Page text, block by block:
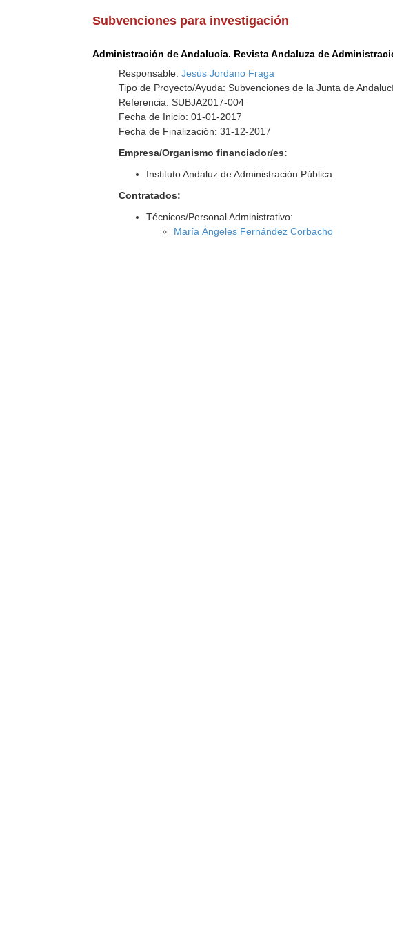
Subvenciones para investigación
Administración de Andalucía. Revista Andaluza de
Responsable:Jesús Jordano Fraga
Tipo de Proyecto/Ayuda: Subvenciones de la Junta de
Referencia: SUBJA2017-004
Fecha de Inicio: 01-01-2017
Fecha de Finalización: 31-12-2017
Empresa/Organismo financiador/es:
Instituto Andaluz de Administración Pública
Contratados:
Técnicos/Personal Administrativo:
María Ángeles Fernández Corbacho